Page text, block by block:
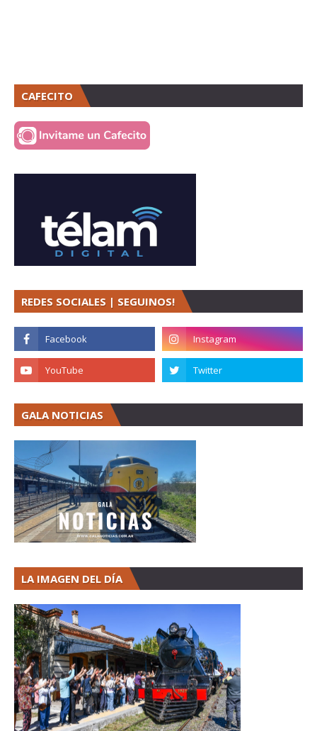
CAFECITO
REDES SOCIALES | SEGUINOS!
GALA NOTICIAS
LA IMAGEN DEL DÍA